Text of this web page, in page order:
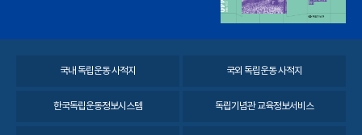
국내 독립운동 사적지 국외 독립운동 사적지
한국독립운동정보시스템 독립기념관 교육정보서비스